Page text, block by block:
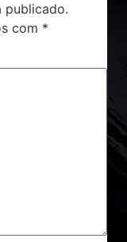
publicado.
com *